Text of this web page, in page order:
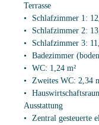
Terrasse
Schlafzimmer 1:
Schlafzimmer 2:
Schlafzimmer 3:
Badezimmer
WC: 1,24 m²
Zweites WC: 2,34
Ausstattung
Zentral gesteuerte